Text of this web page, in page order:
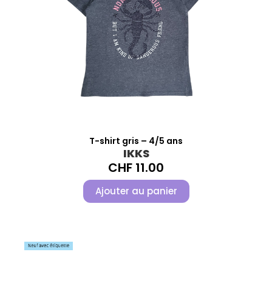
T-shirt gris – 4/5 ans
IKKS
CHF 11.00
Ajouter au panier